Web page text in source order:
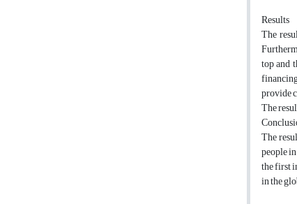
Results
The
top and
provide
The
The
people
the first
in the